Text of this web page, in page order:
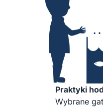
Praktyki
Wybrane